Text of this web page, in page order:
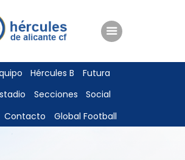
Hércules B
Futura
Secciones
Social
Contacto Global Football